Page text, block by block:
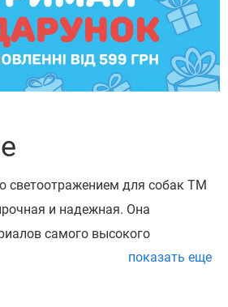
светоотражением для собак ТМ
и надежная. Она
самого высокого
показать еще